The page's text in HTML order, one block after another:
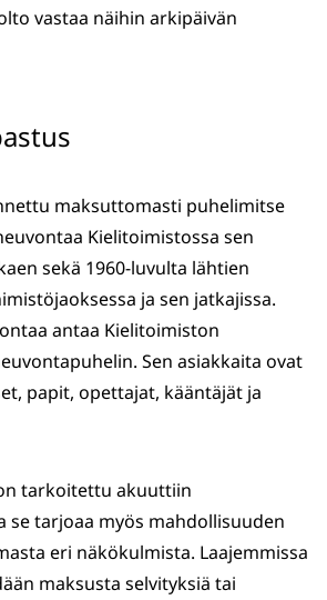
vastaa näihin arkipäivän
maksuttomasti puhelimitse
Kielitoimistossa sen
sekä 1960-luvulta lähtien
ja sen jatkajissa.
antaa Kielitoimiston
Sen asiakkaita ovat
papit, opettajat, kääntäjät ja
tarkoitettu akuuttiin
se tarjoaa myös mahdollisuuden
eri näkökulmista. Laajemmissa
maksusta selvityksiä tai